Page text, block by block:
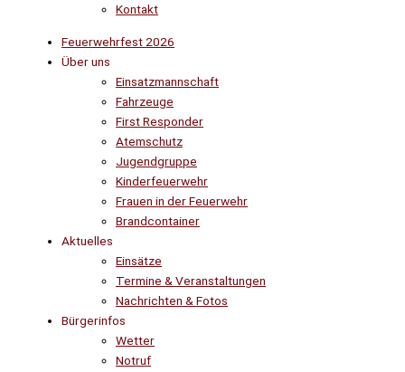
Kontakt
Feuerwehrfest 2026
Über uns
Einsatzmannschaft
Fahrzeuge
First Responder
Atemschutz
Jugendgruppe
Kinderfeuerwehr
Frauen in der Feuerwehr
Brandcontainer
Aktuelles
Einsätze
Termine & Veranstaltungen
Nachrichten & Fotos
Bürgerinfos
Wetter
Notruf